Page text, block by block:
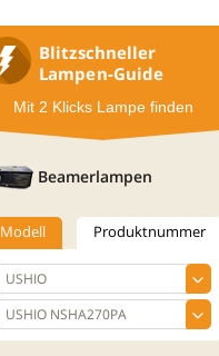
Blitzschneller
Lampen-Guide
Mit 2 Klicks Lampe finden
Beamerlampen
Modell Produktnummer